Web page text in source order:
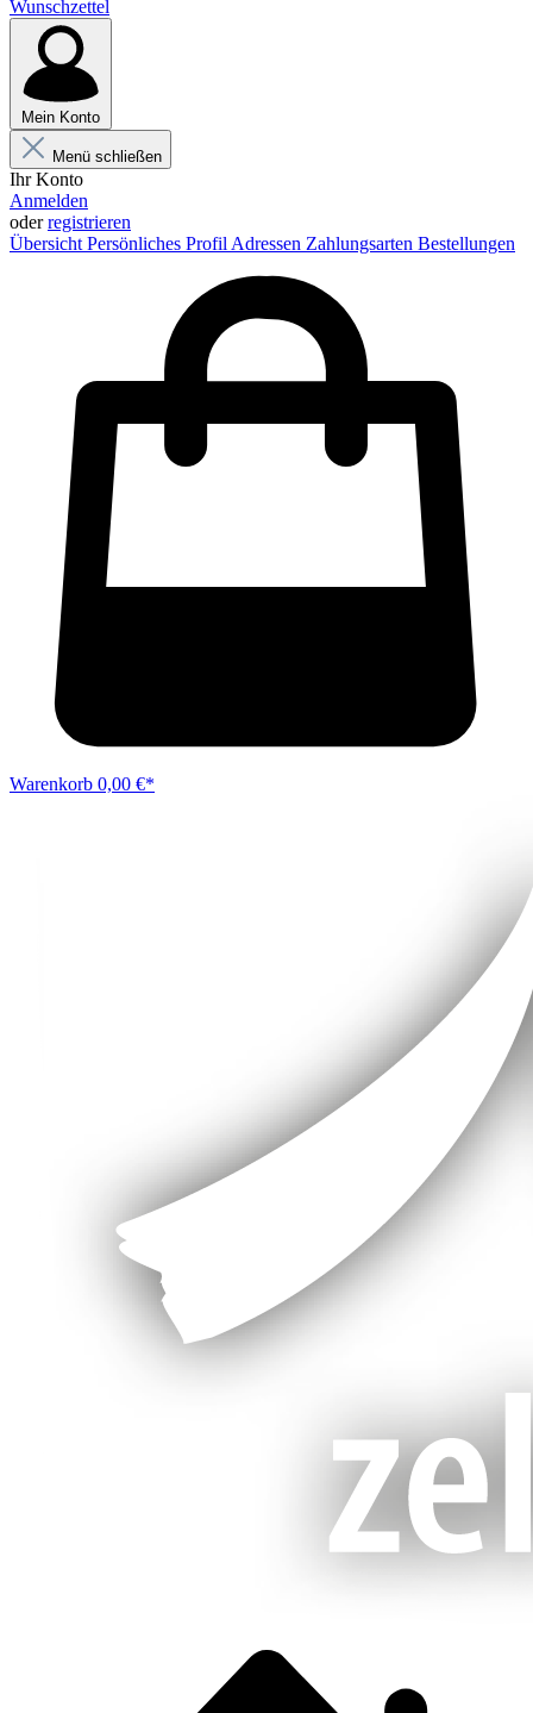
Wunschzettel
Mein Konto
Menü schließen
Ihr Konto
Anmelden
oderregistrieren
Übersicht Persönliches Profil Adressen Zahlungsarten Bestellungen
Warenkorb 0,00 €*